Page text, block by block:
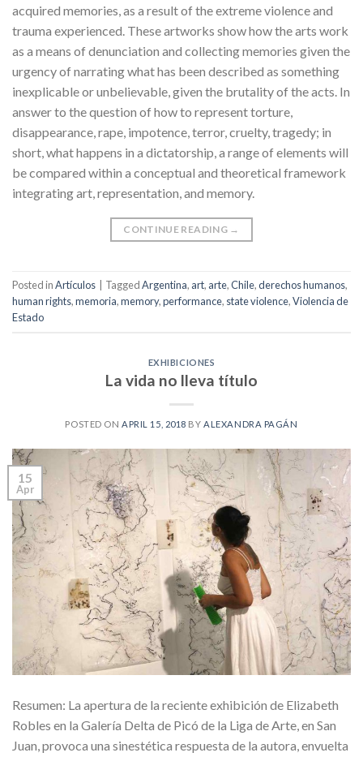
acquired memories, as a result of the extreme violence and
trauma experienced. These artworks show how the arts work
as a means of denunciation and collecting memories given the
urgency of narrating what has been described as something
inexplicable or unbelievable, given the brutality of the acts. In
answer to the question of how to represent torture,
disappearance, rape, impotence, terror, cruelty, tragedy; in
short, what happens in a dictatorship, a range of elements will
be compared within a conceptual and theoretical framework
integrating art, representation, and memory.
CONTINUE READING →
Posted inArtículos TaggedArgentina, art, arte,Chile,derechos humanos,
human rights,memoria,memory,performance, state violence,Violencia de
Estado
EXHIBICIONES
La vida no lleva título
POSTED ONAPRIL 15, 2018 BYALEXANDRA PAGÁN
15
Apr
Resumen: La apertura de la reciente exhibición de Elizabeth
Robles en la Galería Delta de Picó de la Liga de Arte, en San
Juan, provoca una sinestética respuesta de la autora, envuelta